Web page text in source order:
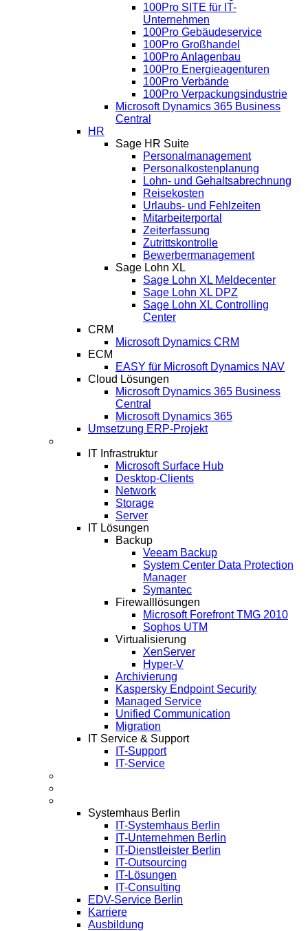
100Pro SITE für IT-
Unternehmen
100Pro Gebäudeservice
100Pro Großhandel
100Pro Anlagenbau
100Pro Energieagenturen
100Pro Verbände
100Pro Verpackungsindustrie
Microsoft Dynamics 365 Business
Central
HR
Sage HR Suite
Personalmanagement
Personalkostenplanung
Lohn- und Gehaltsabrechnung
Reisekosten
Urlaubs- und Fehlzeiten
Mitarbeiterportal
Zeiterfassung
Zutrittskontrolle
Bewerbermanagement
Sage Lohn XL
Sage Lohn XL Meldecenter
Sage Lohn XL DPZ
Sage Lohn XL Controlling
Center
CRM
Microsoft Dynamics CRM
ECM
EASY für Microsoft Dynamics NAV
Cloud Lösungen
Microsoft Dynamics 365 Business
Central
Microsoft Dynamics 365
Umsetzung ERP-Projekt
IT Infrastruktur
Microsoft Surface Hub
Desktop-Clients
Network
Storage
Server
IT Lösungen
Backup
Veeam Backup
System Center Data Protection
Manager
Symantec
Firewalllösungen
Microsoft Forefront TMG 2010
Sophos UTM
Virtualisierung
XenServer
Hyper-V
Archivierung
Kaspersky Endpoint Security
Managed Service
Unified Communication
Migration
IT Service & Support
IT-Support
IT-Service
Systemhaus Berlin
IT-Systemhaus Berlin
IT-Unternehmen Berlin
IT-Dienstleister Berlin
IT-Outsourcing
IT-Lösungen
IT-Consulting
EDV-Service Berlin
Karriere
Ausbildung